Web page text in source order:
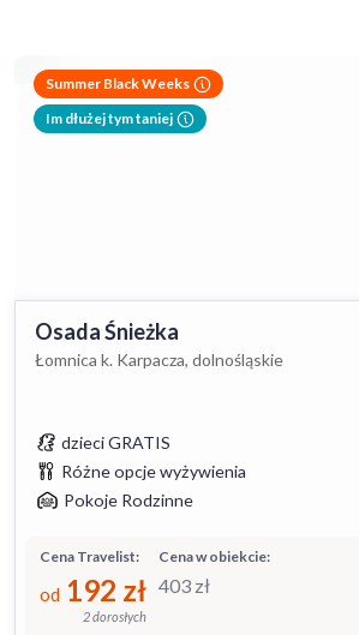
Summer Black Weeks
Im dłużej tym taniej
Osada Śnieżka
Łomnica k. Karpacza, dolnośląskie
dzieci GRATIS
Różne opcje wyżywienia
Pokoje Rodzinne
Cena w obiekcie:
403 zł
Cena Travelist:
od 192 zł
2 dorosłych